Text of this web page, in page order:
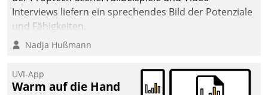
Interviews liefern ein sprechendes Bild der Potenziale
und Fähigkeiten.
Nadja Hußmann
UVI-App
Warm auf die Hand